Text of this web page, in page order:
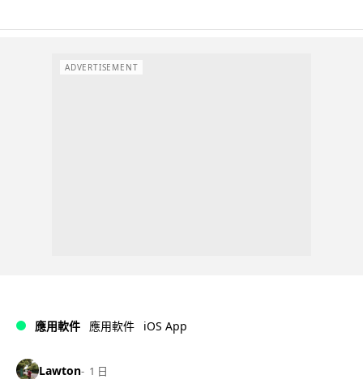
ADVERTISEMENT
應用軟件 應用軟件 iOS App
Lawton 1 日